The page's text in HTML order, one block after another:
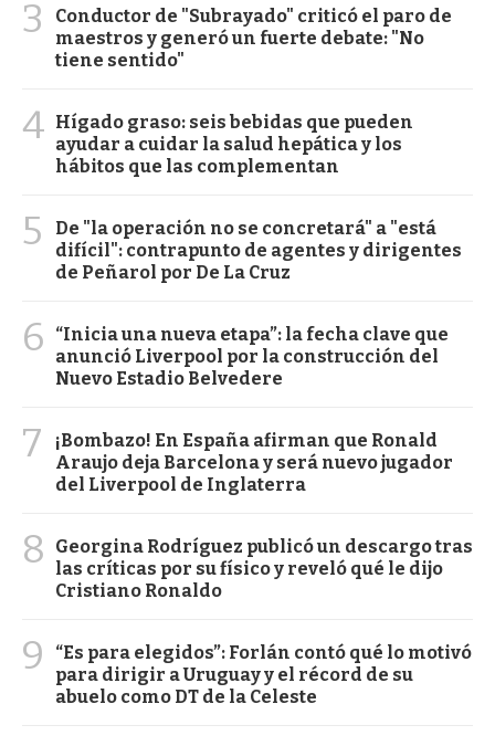
3
Conductor de "Subrayado" criticó el paro de
maestros y generó un fuerte debate: "No
tiene sentido"
4 Hígado graso: seis bebidas que pueden
ayudar a cuidar la salud hepática y los
hábitos que las complementan
5
De "la operación no se concretará" a "está
difícil": contrapunto de agentes y dirigentes
de Peñarol por De La Cruz
6
“Inicia una nueva etapa”: la fecha clave que
anunció Liverpool por la construcción del
Nuevo Estadio Belvedere
7
¡Bombazo! En España afirman que Ronald
Araujo deja Barcelona y será nuevo jugador
del Liverpool de Inglaterra
8
Georgina Rodríguez publicó un descargo tras
las críticas por su físico y reveló qué le dijo
Cristiano Ronaldo
9
“Es para elegidos”: Forlán contó qué lo motivó
para dirigir a Uruguay y el récord de su
abuelo como DT de la Celeste